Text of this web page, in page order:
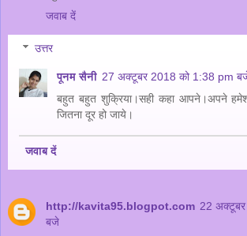
जवाब दें
उत्तर
पूनम सैनी 27 अक्टूबर 2018 को 1:38 pm
बहुत बहुत शुक्रिया।सही कहा आपने।अपने
जितना दूर हो जाये।
जवाब दें
http://kavita95.blogpot.com 22
बजे